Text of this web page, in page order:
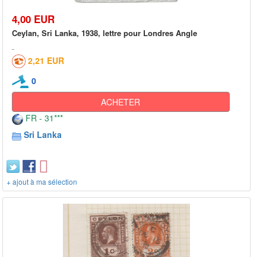
4,00 EUR
Ceylan, Sri Lanka, 1938, lettre pour Londres Angle
2,21 EUR
0
ACHETER
FR - 31***
Sri Lanka
+ ajout à ma sélection